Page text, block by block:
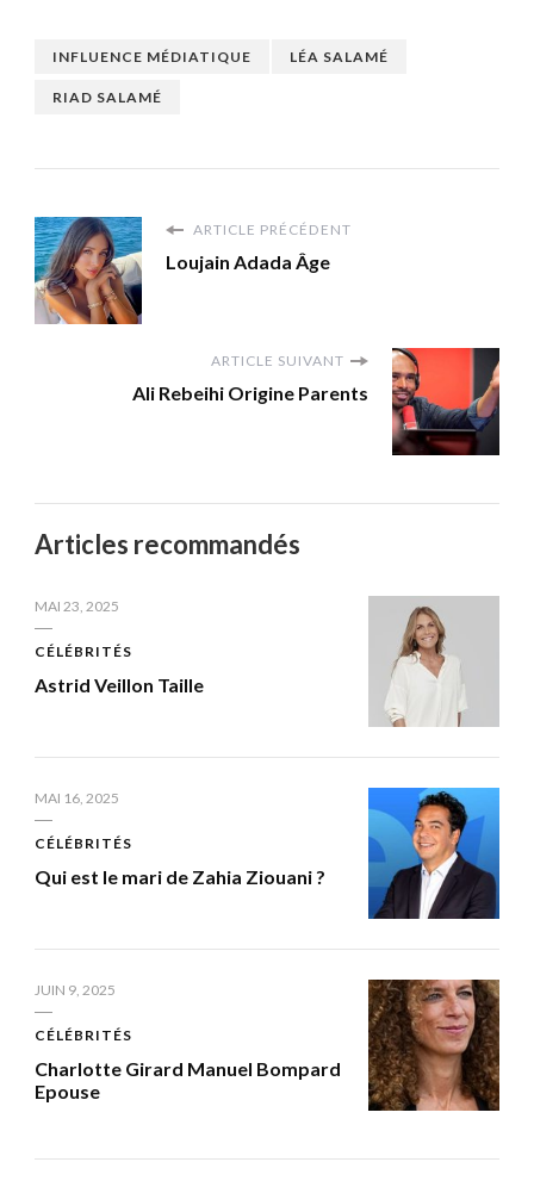
INFLUENCE MÉDIATIQUE LÉA SALAMÉ
RIAD SALAMÉ
ARTICLE PRÉCÉDENT
Loujain Adada Âge
ARTICLE SUIVANT
Ali Rebeihi Origine Parents
Articles recommandés
MAI 23, 2025
CÉLÉBRITÉS
Astrid Veillon Taille
MAI 16, 2025
CÉLÉBRITÉS
Qui est le mari de Zahia Ziouani ?
JUIN 9, 2025
CÉLÉBRITÉS
Charlotte Girard Manuel Bompard
Epouse